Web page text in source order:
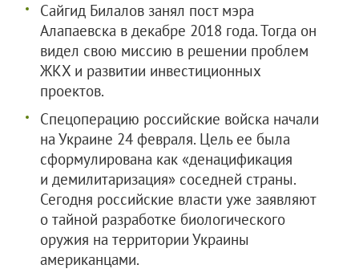
Сайгид Билалов занял пост мэра
Алапаевска в декабре 2018 года. Тогда он
видел свою миссию в решении проблем
ЖКХ и развитии инвестиционных
проектов.
Спецоперацию российские войска начали
на Украине 24 февраля. Цель ее была
сформулирована как «денацификация
и демилитаризация» соседней страны.
Сегодня российские власти уже заявляют
о тайной разработке биологического
оружия на территории Украины
американцами.